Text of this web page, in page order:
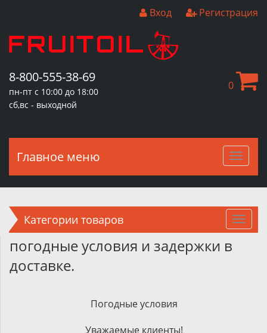
Вход Регистрация
8-800-555-38-69
пн-пт с 10:00 до 18:00
сб,вс - выходной
0
Главное меню
Категории товаров
погодные условия и задержки в
доставке.
Погодные условия
Уважаемые клиенты!